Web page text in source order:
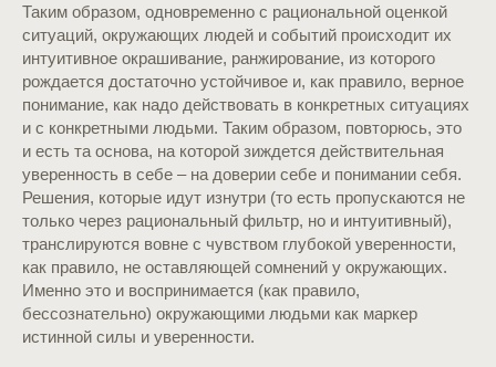
Таким образом, одновременно с рациональной оценкой
ситуаций, окружающих людей и событий происходит их
интуитивное окрашивание, ранжирование, из которого
рождается достаточно устойчивое и, как правило, верное
понимание, как надо действовать в конкретных ситуациях
и с конкретными людьми. Таким образом, повторюсь, это
и есть та основа, на которой зиждется действительная
уверенность в себе – на доверии себе и понимании себя.
Решения, которые идут изнутри (то есть пропускаются не
только через рациональный фильтр, но и интуитивный),
транслируются вовне с чувством глубокой уверенности,
как правило, не оставляющей сомнений у окружающих.
Именно это и воспринимается (как правило,
бессознательно) окружающими людьми как маркер
истинной силы и уверенности.